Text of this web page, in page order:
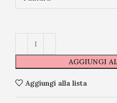
AGGIUNGI
Aggiungi alla lista